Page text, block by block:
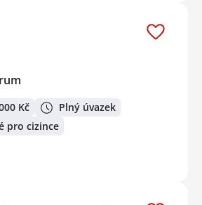
Kč
Plný úvazek
pro cizince